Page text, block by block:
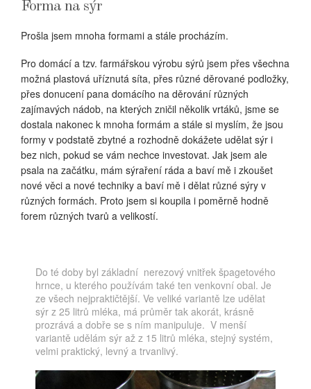
Forma na sýr
Prošla jsem mnoha formami a stále procházím.
Pro domácí a tzv. farmářskou výrobu sýrů jsem přes všechna
možná plastová uříznutá síta, přes různé děrované podložky,
přes donucení pana domácího na děrování různých
zajímavých nádob, na kterých zničil několik vrtáků, jsme se
dostala nakonec k mnoha formám a stále si myslím, že jsou
formy v podstatě zbytné a rozhodně dokážete udělat sýr i
bez nich, pokud se vám nechce investovat. Jak jsem ale
psala na začátku, mám sýraření ráda a baví mě i zkoušet
nové věci a nové techniky a baví mě i dělat různé sýry v
různých formách. Proto jsem si koupila i poměrně hodně
forem různých tvarů a velikostí.
Do té doby byl základní nerezový vnitřek špagetového
hrnce, u kterého používám také ten venkovní obal. Je
ze všech nejpraktičtější. Ve veliké variantě lze udělat
sýr z 25 litrů mléka, má průměr tak akorát, krásně
prozrává a dobře se s ním manipuluje. V menší
variantě udělám sýr až z 15 litrů mléka, stejný systém,
velmi praktický, levný a trvanlivý.